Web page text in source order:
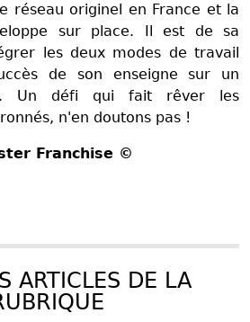
réseau originel en France et la
sur place. Il est de sa
les deux modes de travail
de son enseigne sur un
Un défi qui fait rêver les
n'en doutons pas !
Franchise ©
ARTICLES DE LA